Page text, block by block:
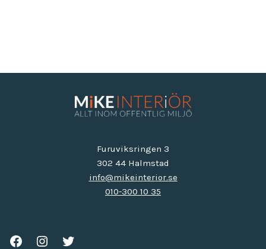
Furuviksringen 3
302 44 Halmstad
info@mikeinterior.se
010-300 10 35